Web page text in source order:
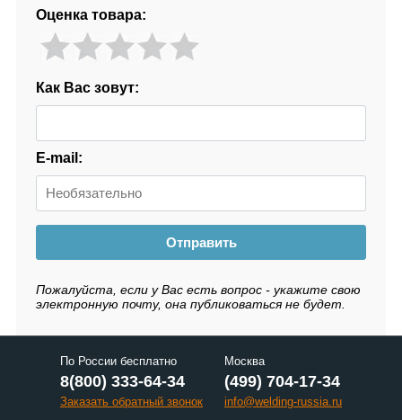
Оценка товара:
Как Вас зовут:
E-mail:
Отправить
Пожалуйста, если у Вас есть вопрос - укажите свою
электронную почту, она публиковаться не будет.
По России бесплатно
8(800) 333-64-34
Заказать обратный звонок
Москва
(499) 704-17-34
info@welding-russia.ru